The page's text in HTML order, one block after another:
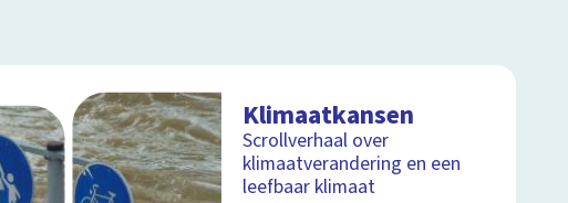
Klimaatkansen
Scrollverhaal over
klimaatverandering en een
leefbaar klimaat